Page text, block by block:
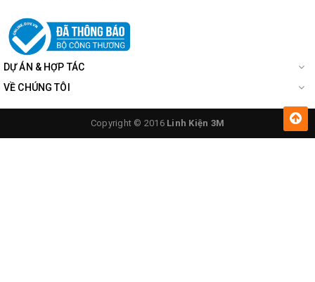
DỰ ÁN & HỢP TÁC
VỀ CHÚNG TÔI
Copyright © 2016 Linh Kiện 3M